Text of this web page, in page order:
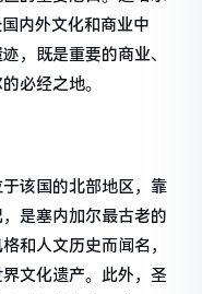
内外文化和商业中
，既是重要的商业、
必经之地。
该国的北部地区，靠
是塞内加尔最古老的
和人文历史而闻名，
文化遗产。此外，圣